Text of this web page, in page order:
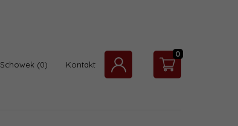
Schowek Kontakt
0